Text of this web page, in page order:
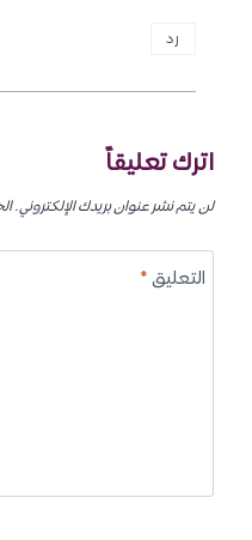
رد
اترك تعليقاً
لن يتم نشر عنوان بريدك الإلكتروني.
التعليق*